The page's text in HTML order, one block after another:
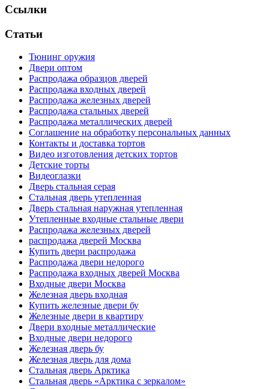
Ссылки
Статьи
Тюнинг оружия
Двери оптом
Распродажа образцов дверей
Распродажа входных дверей
Распродажа железных дверей
Распродажа стальных дверей
Распродажа металлических дверей
Соглашение на обработку персональных данных
Контакты и доставка тортов
Видео изготовления детских тортов
Детские торты
Видеоглазки
Дверь стальная серая
Стальная дверь утепленная
Дверь стальная наружная утепленная
Утепленные входные стальные двери
Распродажа железных дверей
распродажа дверей Москва
Купить двери распродажа
Распродажа двери недорого
Распродажа входных дверей Москва
Входные двери Москва
Железная дверь входная
Купить железные двери бу
Железные двери в квартиру
Двери входные металлические
Входные двери недорого
Железная дверь бу
Железная дверь для дома
Стальная дверь Арктика
Стальная дверь «Арктика с зеркалом»